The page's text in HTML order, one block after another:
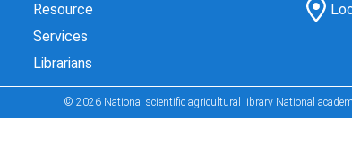
Resource
Services
Librarians
© 2026 National scientific agricultural library National